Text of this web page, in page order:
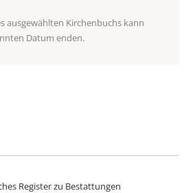
ausgewählten Kirchenbuchs kann
Datum enden.
Register zu Bestattungen